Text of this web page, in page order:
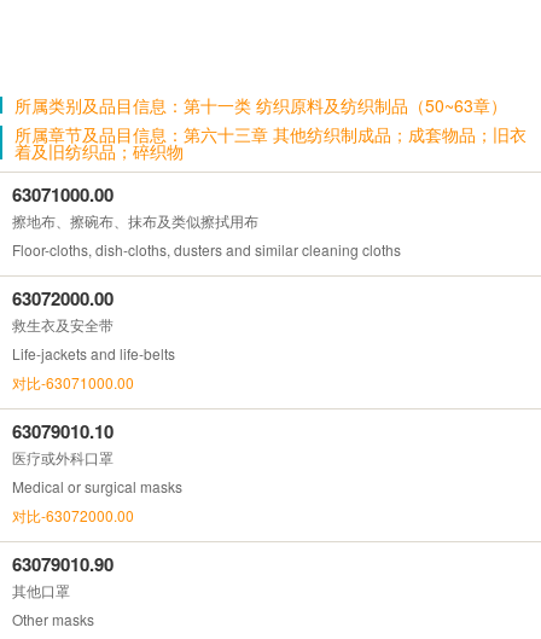
所属类别及品目信息：第十一类 纺织原料及纺织制品（50~63章）
所属章节及品目信息：第六十三章 其他纺织制成品；成套物品；旧衣
着及旧纺织品；碎织物
63071000.00
擦地布、擦碗布、抹布及类似擦拭用布
Floor-cloths, dish-cloths, dusters and similar cleaning cloths
63072000.00
救生衣及安全带
Life-jackets and life-belts
对比-63071000.00
63079010.10
医疗或外科口罩
Medical or surgical masks
对比-63072000.00
63079010.90
其他口罩
Other masks